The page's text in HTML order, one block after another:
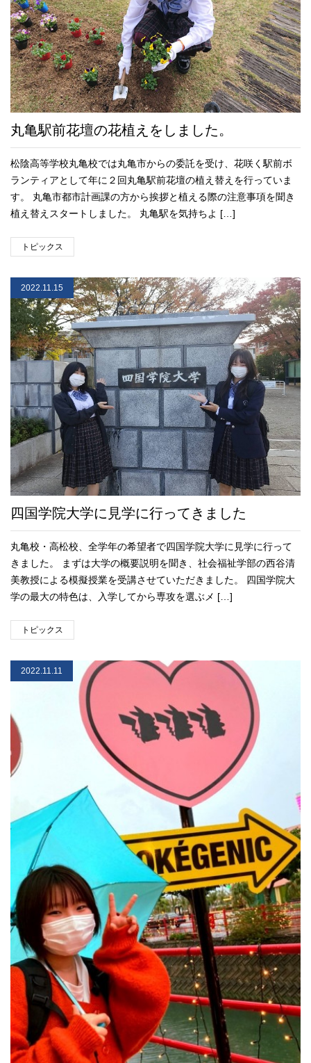
丸亀駅前花壇の花植えをしました。
松陰高等学校丸亀校では丸亀市からの委託を受け、花咲く駅前ボ
ランティアとして年に２回丸亀駅前花壇の植え替えを行っていま
す。 丸亀市都市計画課の方から挨拶と植える際の注意事項を聞き
植え替えスタートしました。 丸亀駅を気持ちよ […]
トピックス
2022.11.15
四国学院大学に見学に行ってきました
丸亀校・高松校、全学年の希望者で四国学院大学に見学に行って
きました。 まずは大学の概要説明を聞き、社会福祉学部の西谷清
美教授による模擬授業を受講させていただきました。 四国学院大
学の最大の特色は、入学してから専攻を選ぶメ […]
トピックス
2022.11.11